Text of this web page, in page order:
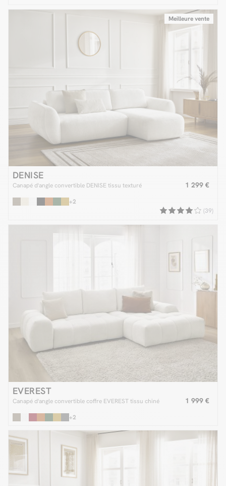
Meilleure vente
DENISE
Canapé d'angle convertible DENISE tissu texturé 1 299 €
+2
(39)
EVEREST
Canapé d'angle convertible coffre EVEREST tissu chiné 1 999 €
+2